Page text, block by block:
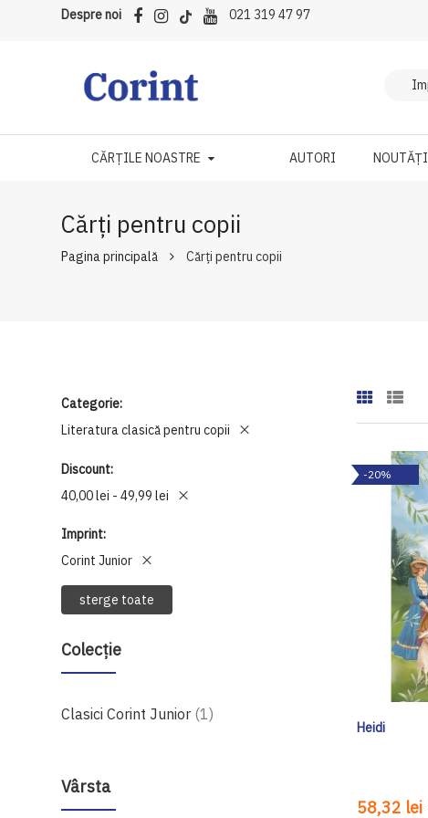
Despre noi 021 319 47 97
CĂRȚILE NOASTRE AUTORI NOUTĂȚI
Cărți pentru copii
Pagina principală Cărți pentru copii
Categorie
Literatura clasică pentru copii
Discount
40,00 lei - 49,99 lei
Imprint
Corint Junior
sterge toate
Colecție
Clasici Corint Junior 1produs
Vârsta
-20%
Heidi
58,32 lei